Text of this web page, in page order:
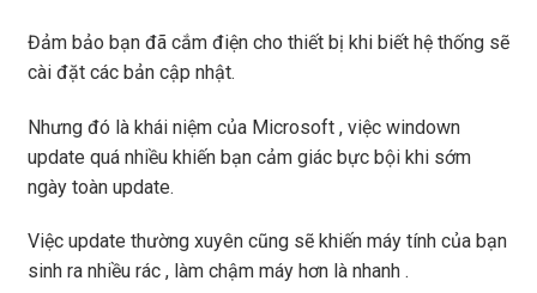
Đảm bảo bạn đã cắm điện cho thiết bị khi biết hệ thống sẽ
cài đặt các bản cập nhật.
Nhưng đó là khái niệm của Microsoft , việc windown
update quá nhiều khiến bạn cảm giác bực bội khi sớm
ngày toàn update.
Việc update thường xuyên cũng sẽ khiến máy tính của bạn
sinh ra nhiều rác , làm chậm máy hơn là nhanh .